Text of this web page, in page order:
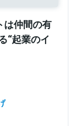
は仲間の有
“起業のイ